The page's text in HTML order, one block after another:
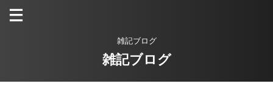
雑記ブログ
雑記ブログ